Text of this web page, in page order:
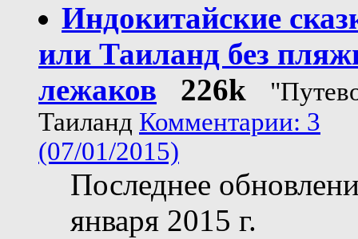
Индокитайские
или Таиланд без
лежаков
226k
Таиланд Комментарии: 3
(07/01/2015)
Последнее
января 2015 г.